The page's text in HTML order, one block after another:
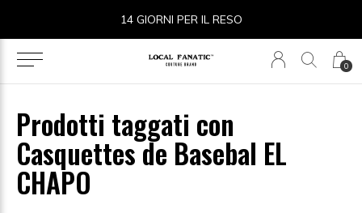
0
14 GIORNI PER IL RESO
Prodotti taggati con
Casquettes de Basebal EL
CHAPO